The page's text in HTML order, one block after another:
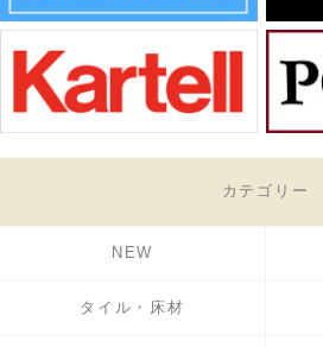
カテゴリー
NEW
タイル・床材